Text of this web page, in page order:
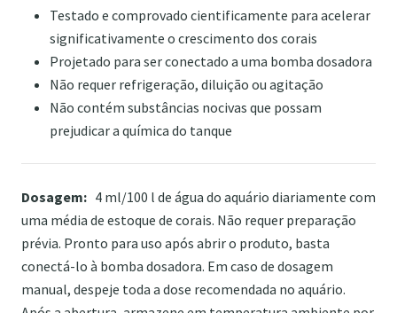
Testado e comprovado cientificamente para acelerar
significativamente o crescimento dos corais
Projetado para ser conectado a uma bomba dosadora
Não requer refrigeração, diluição ou agitação
Não contém substâncias nocivas que possam
prejudicar a química do tanque
Dosagem: 4 ml/100 l de água do aquário diariamente com
uma média de estoque de corais. Não requer preparação
prévia. Pronto para uso após abrir o produto, basta
conectá-lo à bomba dosadora. Em caso de dosagem
manual, despeje toda a dose recomendada no aquário.